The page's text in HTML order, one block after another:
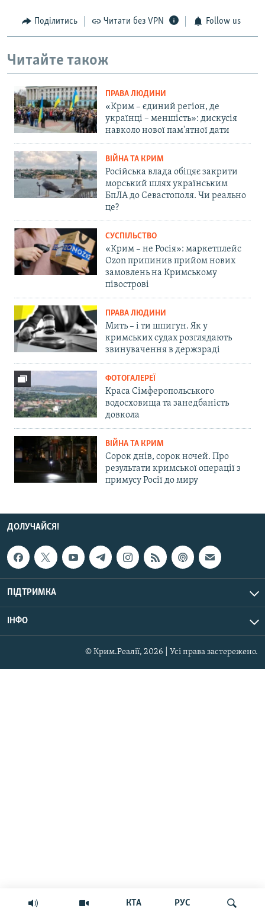
КТА РУС
Поділитись Читати без VPN Follow us
Читайте також
ПРАВА ЛЮДИНИ
«Крим – єдиний регіон, де
українці – меншість»: дискусія
навколо нової пам'ятної дати
ВІЙНА ТА КРИМ
Російська влада обіцяє закрити
морський шлях українським
БпЛА до Севастополя. Чи реально
це?
СУСПІЛЬСТВО
«Крим – не Росія»: маркетплейс
Ozon припинив прийом нових
замовлень на Кримському
півострові
ПРАВА ЛЮДИНИ
Мить – і ти шпигун. Як у
кримських судах розглядають
звинувачення в держзраді
ФОТОГАЛЕРЕЇ
Краса Сімферопольського
водосховища та занедбаність
довкола
ВІЙНА ТА КРИМ
Сорок днів, сорок ночей. Про
результати кримської операції з
примусу Росії до миру
ДОЛУЧАЙСЯ!
ПІДТРИМКА
ІНФО
© Крим.Реалії, 2026 | Усі права застережено.